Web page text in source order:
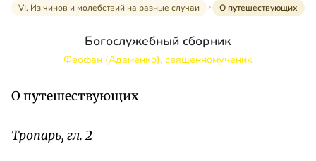
VI. Из чинов и молебствий на разные случаи
О путешествующих
Богослужебный сборник
Феофан (Адаменко), священномученик
О путешествующих
Тропарь, гл. 2